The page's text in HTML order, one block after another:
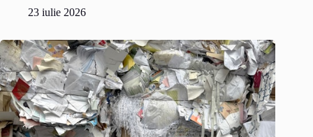
23 iulie 2026